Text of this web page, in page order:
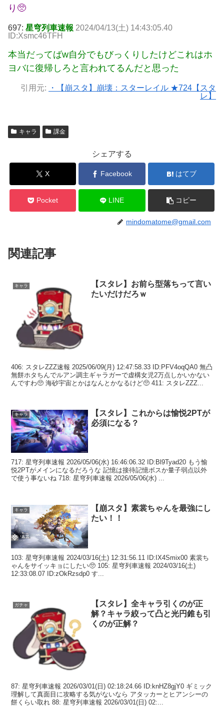
り🥺
697: 星穹列車速報 2024/04/13(土) 14:43:05.40
ID:Xsmc46TFH
本当だってばw自分でもびっくりしたけどこれはホ
ヨバに復帰しろと言われてるんだと思った
引用元:
・【崩スタ】崩壊：スターレイル ★724【スタ
レ】
キャラ 課金
シェアする
X Facebook はてブ
Pocket LINE コピー
mindomatome@gmail.com
関連記事
キャラ
【スタレ】お前ら型落ちって言い
たいだけだろｗ
406: スタレZZZ速報 2025/06/09(月) 12:47:58.33 ID:PFV4oqQA0 無凸
無餅ホタちんでルアン調主ギャラガーで虚構女児2万点しかいかない
んですわ🥺 海砂宇宙とかはなんとかなるけど🥺 411: スタレZZZ...
キャラ
【スタレ】これからは愉悦2PTが
必須になる？
717: 星穹列車速報 2026/05/06(水) 16:46:06.32 ID:Bl9Tyad20 もう愉
悦2PTがメインになるだろうな 記憶は接待記憶ボスか量子弱点以外
で使う事ないね 718: 星穹列車速報 2026/05/06(水) ...
キャラ
【崩スタ】素裳ちゃんを最強にし
たい！！
103: 星穹列車速報 2024/03/16(土) 12:31:56.11 ID:IX4Smix00 素裳ち
ゃんをサイッキョにしたい🥺 105: 星穹列車速報 2024/03/16(土)
12:33:08.07 ID:zOkRzsdp0 す...
ガチャ
【スタレ】全キャラ引くのが正
解？キャラ絞って凸と光円錐も引
くのが正解？
87: 星穹列車速報 2026/03/01(日) 02:18:24.66 ID:knHZ8gjY0 ギミック
理解して真面目に攻略する気がないなら アタッカーとヒアンシーの
餅くらい取れ 88: 星穹列車速報 2026/03/01(日) 02:...